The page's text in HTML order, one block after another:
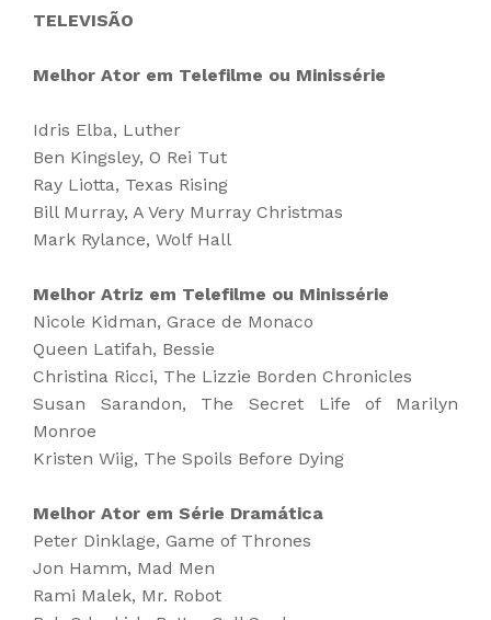
TELEVISÃO
Melhor Ator em Telefilme ou Minissérie
Idris Elba, Luther
Ben Kingsley, O Rei Tut
Ray Liotta, Texas Rising
Bill Murray, A Very Murray Christmas
Mark Rylance, Wolf Hall
Melhor Atriz em Telefilme ou Minissérie
Nicole Kidman, Grace de Monaco
Queen Latifah, Bessie
Christina Ricci, The Lizzie Borden Chronicles
Susan Sarandon, The Secret Life of Marilyn
Monroe
Kristen Wiig, The Spoils Before Dying
Melhor Ator em Série Dramática
Peter Dinklage, Game of Thrones
Jon Hamm, Mad Men
Rami Malek, Mr. Robot